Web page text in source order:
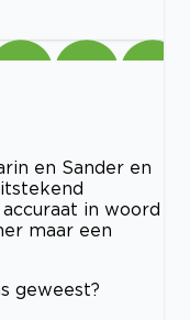
en Sander en
in woord
maar een
geweest?